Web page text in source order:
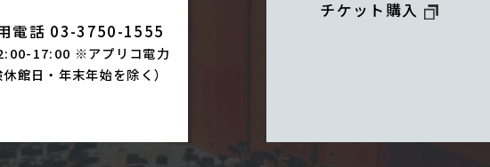
電話 03-3750-1555
17:00 ※アプリコ電力
休館日・年末年始を除く）
チケット購入